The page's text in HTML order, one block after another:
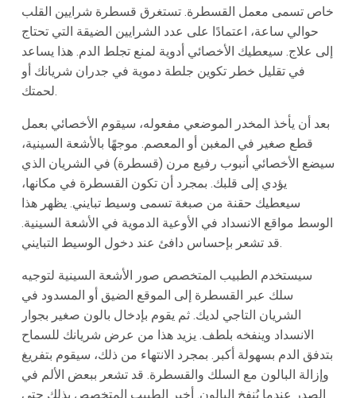
خاص تسمى معمل القسطرة. تستغرق قسطرة شرايين القلب
حوالي ساعة، اعتمادًا على عدد الشرايين الضيقة التي تحتاج
إلى علاج. سيعطيك الأخصائي أدوية لمنع تجلط الدم. هذا يساعد
في تقليل خطر تكوين جلطة دموية في جدران شريانك أو
لحمتك.
بعد أن يأخذ المخدر الموضعي مفعوله، سيقوم الأخصائي بعمل
قطع صغير في المغبن أو المعصم. موجهًا بالأشعة السينية،
سيضع الأخصائي أنبوب رفيع مرن (قسطرة) في الشريان الذي
يؤدي إلى قلبك. بمجرد أن تكون القسطرة في مكانها،
سيعطيك حقنة من صبغة تسمى وسيط تبايني. يظهر هذا
الوسط مواقع الانسداد في الأوعية الدموية في الأشعة السينية.
قد تشعر بإحساس دافئ عند دخول الوسيط التبايني.
سيستخدم الطبيب المتخصص صور الأشعة السينية لتوجيه
سلك عبر القسطرة إلى الموقع الضيق أو المسدود في
الشريان التاجي لديك. ثم يقوم بإدخال بالون صغير بجوار
الانسداد وينفخه بلطف. يزيد هذا من عرض شريانك للسماح
بتدفق الدم بسهولة أكبر. بمجرد الانتهاء من ذلك، سيقوم بتفريغ
وإزالة البالون مع السلك والقسطرة. قد تشعر ببعض الألم في
الصدر عندما يُنفخ البالون. أخبر الطبيب المتخصص بذلك حتى